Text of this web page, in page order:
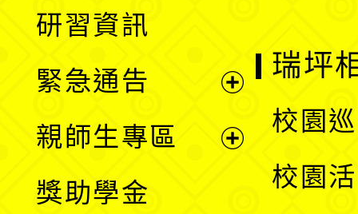
單
選
單
研習資訊
緊急通告
親師生專區
獎助學金
瑞坪
校園
校園